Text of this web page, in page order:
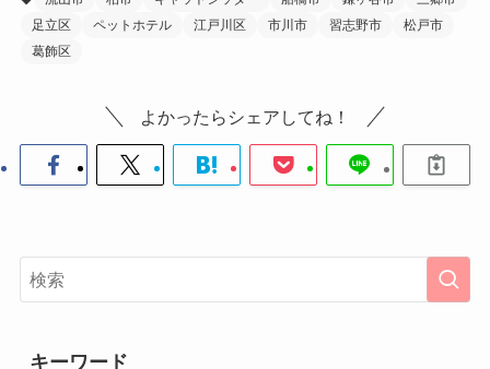
足立区
ペットホテル 江戸川区 市川市 習志野市
松戸市
葛飾区
よかったらシェアしてね！
キーワード